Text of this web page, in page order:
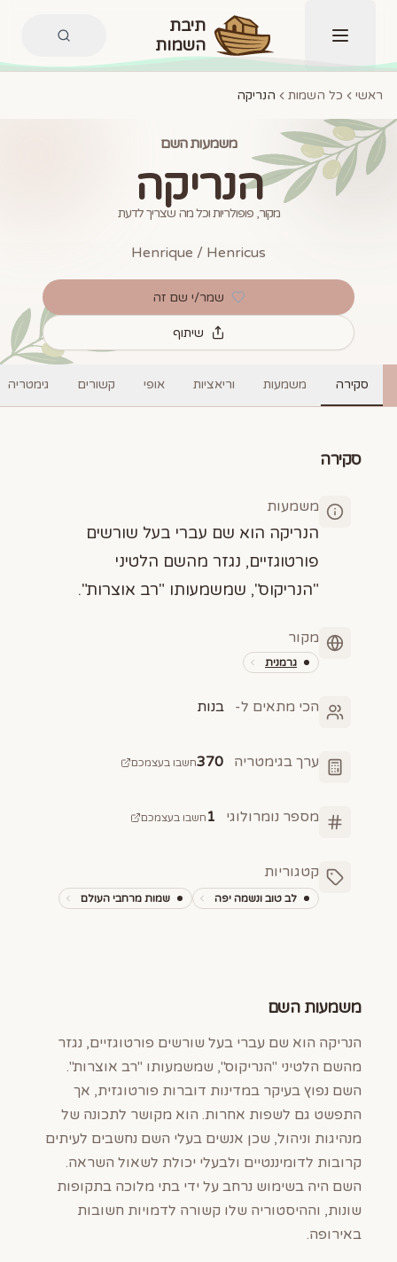
תפריט
תיבת
השמות
ראשי כל השמות הנריקה
משמעות השם
הנריקה
מקור, פופולריות וכל מה שצריך לדעת
Henrique / Henricus
שמר/י שם זה
שיתוף
סקירה משמעות וריאציות אופי קשורים גימטריה
סקירה
משמעות
הנריקה הוא שם עברי בעל שורשים
פורטוגזיים, נגזר מהשם הלטיני
"הנריקוס", שמשמעותו "רב אוצרות".
מקור
גרמנית
הכי מתאים ל- בנות
ערך בגימטריה 370חשבו בעצמכם
מספר נומרולוגי 1 חשבו בעצמכם
קטגוריות
לב טוב ונשמה יפה שמות מרחבי העולם
משמעות השם
הנריקה הוא שם עברי בעל שורשים פורטוגזיים, נגזר
מהשם הלטיני "הנריקוס", שמשמעותו "רב אוצרות".
השם נפוץ בעיקר במדינות דוברות פורטוגזית, אך
התפשט גם לשפות אחרות. הוא מקושר לתכונה של
מנהיגות וניהול, שכן אנשים בעלי השם נחשבים לעיתים
קרובות לדומיננטיים ולבעלי יכולת לשאול השראה.
השם היה בשימוש נרחב על ידי בתי מלוכה בתקופות
שונות, וההיסטוריה שלו קשורה לדמויות חשובות
באירופה.